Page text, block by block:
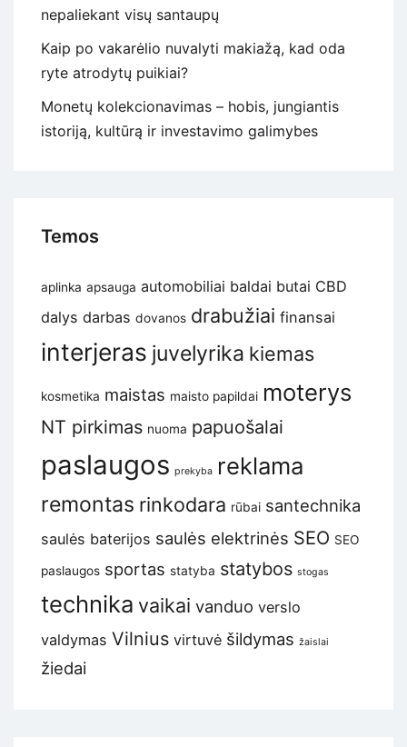
nepaliekant visų santaupų
Kaip po vakarėlio nuvalyti makiažą, kad oda
ryte atrodytų puikiai?
Monetų kolekcionavimas – hobis, jungiantis
istoriją, kultūrą ir investavimo galimybes
Temos
aplinka apsauga automobiliai baldai butai CBD
dalys darbas dovanos drabužiai finansai
interjeras juvelyrika kiemas
kosmetika maistas maisto papildai moterys
NT pirkimas nuoma papuošalai
paslaugos prekyba reklama
remontas rinkodara rūbai santechnika
saulės baterijos saulės elektrinės SEO SEO
paslaugos sportas statyba statybos stogas
technika vaikai vanduo verslo
valdymas Vilnius virtuvė šildymas žaislai
žiedai